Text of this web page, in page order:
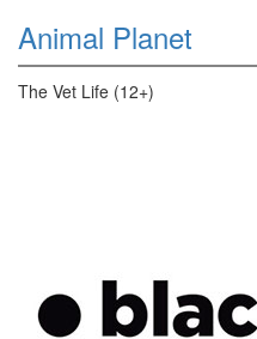
Animal Planet
The Vet Life (12+)